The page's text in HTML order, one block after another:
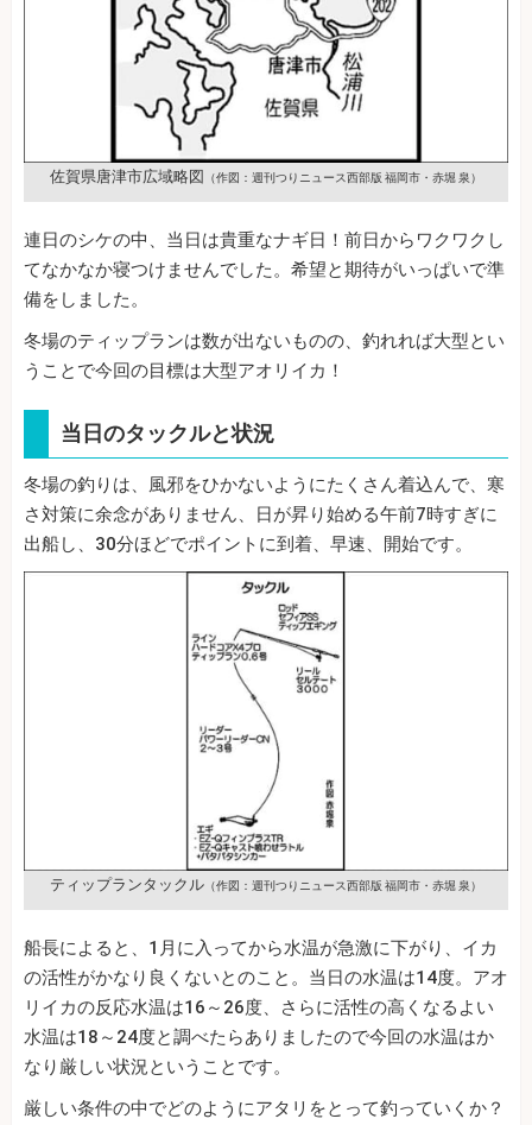
佐賀県唐津市広域略図 （作図：週刊つりニュース西部版 福岡市・赤堀 泉）
連日のシケの中、当日は貴重なナギ日！前日からワクワクし
てなかなか寝つけませんでした。希望と期待がいっぱいで準
備をしました。
冬場のティップランは数が出ないものの、釣れれば大型とい
うことで今回の目標は大型アオリイカ！
当日のタックルと状況
冬場の釣りは、風邪をひかないようにたくさん着込んで、寒
さ対策に余念がありません、日が昇り始める午前7時すぎに
出船し、30分ほどでポイントに到着、早速、開始です。
ティップランタックル （作図：週刊つりニュース西部版 福岡市・赤堀 泉）
船長によると、1月に入ってから水温が急激に下がり、イカ
の活性がかなり良くないとのこと。当日の水温は14度。アオ
リイカの反応水温は16～26度、さらに活性の高くなるよい
水温は18～24度と調べたらありましたので今回の水温はか
なり厳しい状況ということです。
厳しい条件の中でどのようにアタリをとって釣っていくか？